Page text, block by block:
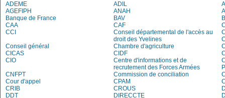
ADEME ADIL
AGEFIPH
ANAH
Banque de France
BAV
CAA
CAF
CCI
Conseil départemental de l'accès au
droit des Yvelines
Conseil général
Chambre d'agriculture
CICAS
CIDF
CIO
Centre d'informations et de
recrutement des Forces Armées
CNFPT
Commission de conciliation
Cour d'appel
CPAM
CRIB
CROUS
DDT
DIRECCTE